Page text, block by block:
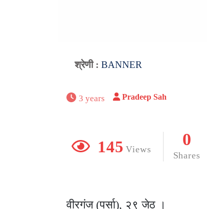
श्रेणी : BANNER
3 years Pradeep Sah
145 Views
0
Shares
वीरगंज (पर्सा), २९ जेठ ।